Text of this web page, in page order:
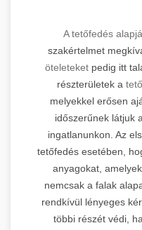
A tetőfedés
szakértelmet
öteleteket pedig itt
részterületek a tető
melyekkel erősen
időszerűnek látjuk
ingatlanunkon. Az
tetőfedés esetében,
anyagokat,
nemcsak a falak
rendkívül lényeges
többi részét védi,